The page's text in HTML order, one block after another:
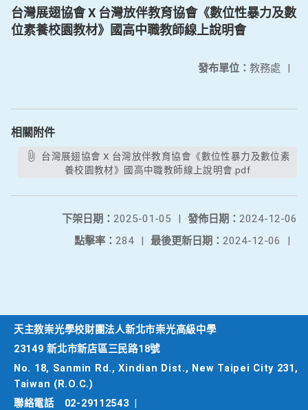
台灣展翅協會 X 台灣放伴教育協會《數位性暴力及數
位素養校園教材》國高中職教師線上說明會
發布單位： 教務處 |
相關附件
養校園教材》國高中職教師線上說明會.pdf
發佈日期： 2024-12-06
下架日期： 2025-01-05
|
最後更新日期： 2024-12-06 |
點擊率： 284 |
天主教崇光學校財團法人新北市崇光高級中學
23149 新北市新店區三民路18號
No. 18, Sanmin Rd., Xindian Dist., New Taipei City 231,
Taiwan (R.O.C.)
聯絡電話
02-29112543